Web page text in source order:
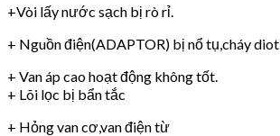
+Vòi lấy nước sạch bị rò rỉ.
+ Nguồn điện(ADAPTOR) bị nổ tụ,cháy diot.
+ Van áp cao hoạt động không tốt.
+ Lõi lọc bị bẩn tắc
+ Hỏng van cơ,van điện từ